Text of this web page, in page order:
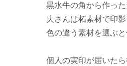
黒水牛の角から作っ
夫さんは柘素材で印
色の違う素材を選ぶと
個人の実印が届いた